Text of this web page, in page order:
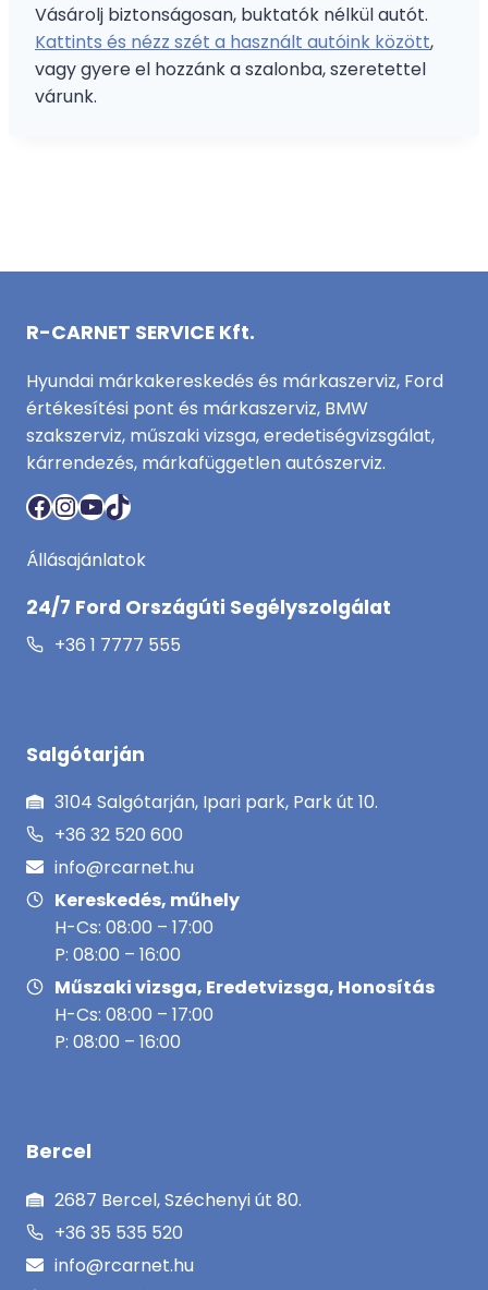
Vásárolj biztonságosan, buktatók nélkül autót.
Kattints és nézz szét a használt autóink között,
vagy gyere el hozzánk a szalonba, szeretettel
várunk.
R-CARNET SERVICE Kft.
Hyundai márkakereskedés és márkaszerviz, Ford
értékesítési pont és márkaszerviz, BMW
szakszerviz, műszaki vizsga, eredetiségvizsgálat,
kárrendezés, márkafüggetlen autószerviz.
Facebook
Instagram
YouTube
TikTok
Állásajánlatok
24/7 Ford Országúti Segélyszolgálat
+36 1 7777 555
Salgótarján
3104 Salgótarján, Ipari park, Park út 10.
+36 32 520 600
info@rcarnet.hu
Kereskedés, műhely
H-Cs: 08:00 – 17:00
P: 08:00 – 16:00
Műszaki vizsga, Eredetvizsga, Honosítás
H-Cs: 08:00 – 17:00
P: 08:00 – 16:00
Bercel
2687 Bercel, Széchenyi út 80.
+36 35 535 520
info@rcarnet.hu